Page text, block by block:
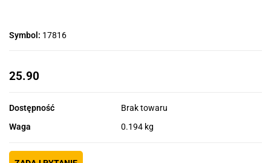
Symbol: 17816
25.90
Dostępność
Brak towaru
Waga
0.194 kg